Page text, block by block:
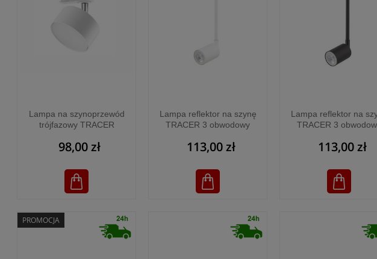
Lampa na szynoprzewód
trójfazowy TRACER
98,00 zł
Lampa reflektor na szynę
TRACER 3 obwodowy
113,00 zł
Lampa reflektor na
TRACER 3
113,00 zł
PROMOCJA